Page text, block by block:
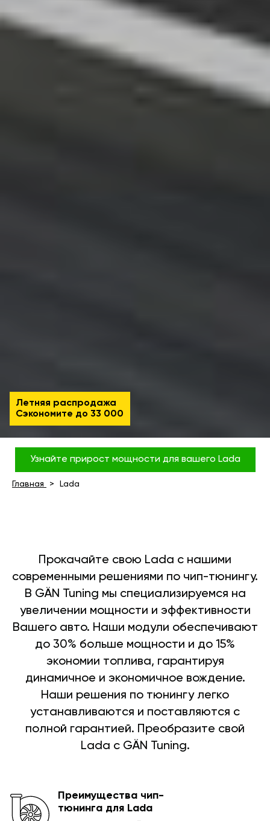
Летняя распродажа
Сэкономите до 33 000
Узнайте прирост мощности для вашего Lada
Главная Lada
Прокачайте свою Lada с нашими
современными решениями по чип-тюнингу.
В GÄN Tuning мы специализируемся на
увеличении мощности и эффективности
Вашего авто. Наши модули обеспечивают
до 30% больше мощности и до 15%
экономии топлива, гарантируя
динамичное и экономичное вождение.
Наши решения по тюнингу легко
устанавливаются и поставляются с
полной гарантией. Преобразите свой
Lada с GÄN Tuning.
Преимущества чип-
тюнинга для Lada